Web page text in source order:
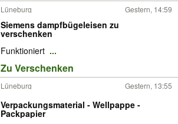
Lüneburg Gestern, 14:59
Siemens dampfbügeleisen zu
verschenken
Funktioniert ...
Zu Verschenken
Lüneburg Gestern, 13:55
Verpackungsmaterial - Wellpappe -
Packpapier